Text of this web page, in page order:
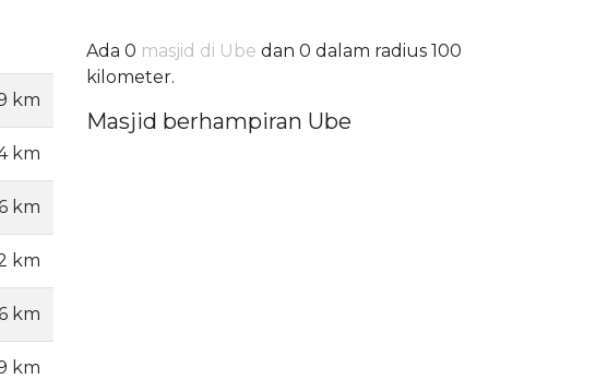
km
km
km
km
km
km
Ada 0 masjid di Ube dan 0 dalam radius 100
kilometer.
Masjid berhampiran Ube